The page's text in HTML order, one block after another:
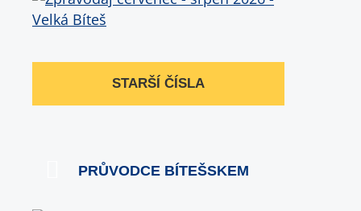
STARŠÍ ČÍSLA
PRŮVODCE BÍTEŠSKEM